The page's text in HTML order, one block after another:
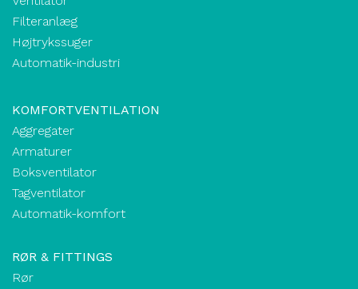
Filteranlæg
Højtrykssuger
Automatik-industri
KOMFORTVENTILATION
Aggregater
Armaturer
Boksventilator
Tagventilator
Automatik-komfort
RØR & FITTINGS
Rør